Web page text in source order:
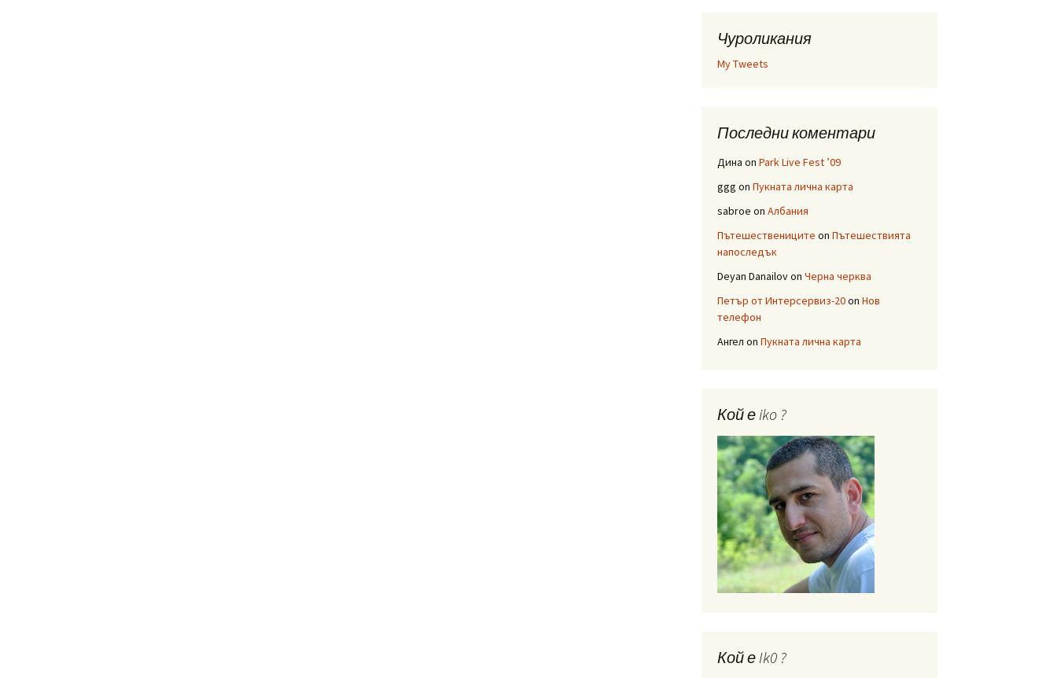
Чуроликания
My Tweets
Последни коментари
Дина on Park Live Fest ’09
ggg on Пукната лична карта
sabroe on Албания
Пътешествениците on Пътешествията
напоследък
Deyan Danailovon Черна черква
Петър от Интерсервиз-20on Нов
телефон
Ангел on Пукната лична карта
Кой е iko ?
Кой е Ik0 ?